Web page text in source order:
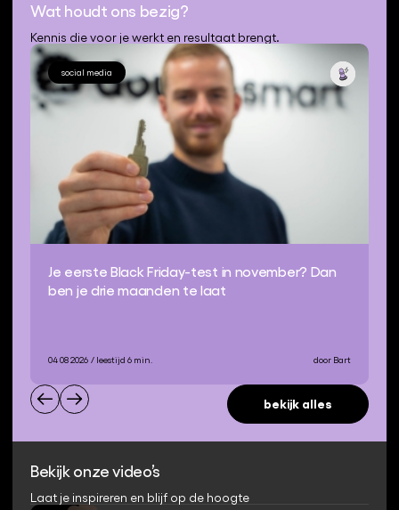
Wat houdt ons bezig?
Kennis die voor je werkt en resultaat brengt.
social media
Je eerste Black Friday-test in november? Dan
ben je drie maanden te laat
04 08 2026 / leestijd 6 min. door Bart
bekijk alles
Bekijk onze video’s
Laat je inspireren en blijf op de hoogte